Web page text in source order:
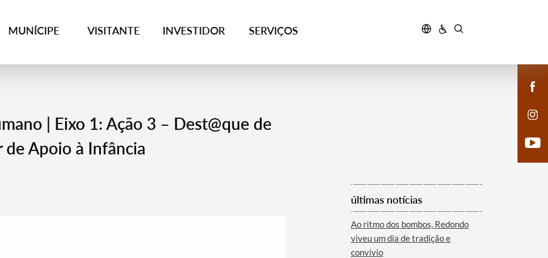
MUNÍCIPE VISITANTE INVESTIDOR SERVIÇOS
| Eixo 1: Ação 3 – Dest@que de
Apoio à Infância
últimas notícias
Ao ritmo dos bombos, Redondo
viveu um dia de tradição e
convívio